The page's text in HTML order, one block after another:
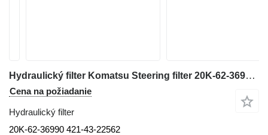
Hydraulický filter Komatsu Steering filter 20K-62-36990 421-43-22562 na rýpadla Komatsu PW160-7H
Cena na požiadanie
Hydraulický filter
20K-62-36990 421-43-22562